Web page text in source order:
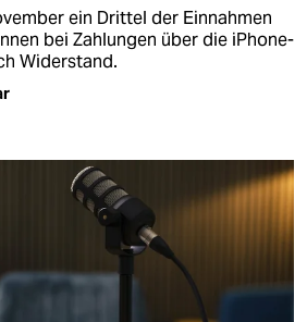
ein Drittel der Einnahmen
bei Zahlungen über die iPhone-
Widerstand.